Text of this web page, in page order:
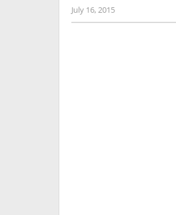
July 16, 2015by
Koreanindo